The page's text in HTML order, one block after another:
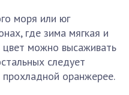
моря или юг
где зима мягкая и
можно высаживать
следует
оранжерее.